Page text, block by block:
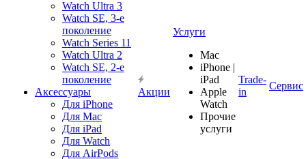
Watch Ultra 3
Watch SE, 3-е
поколение
Watch Series 11
Watch Ultra 2
Watch SE, 2-е
поколение
Аксессуары
Для iPhone
Для Mac
Для iPad
Для Watch
Для AirPods
Акции
Услуги
Mac
iPhone |
iPad
Apple
Watch
Прочие
услуги
Trade-
in
Сервис